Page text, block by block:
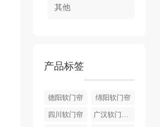
其他
产品标签
德阳软门帘 绵阳软门帘
四川软门帘 广汉软门帘销售